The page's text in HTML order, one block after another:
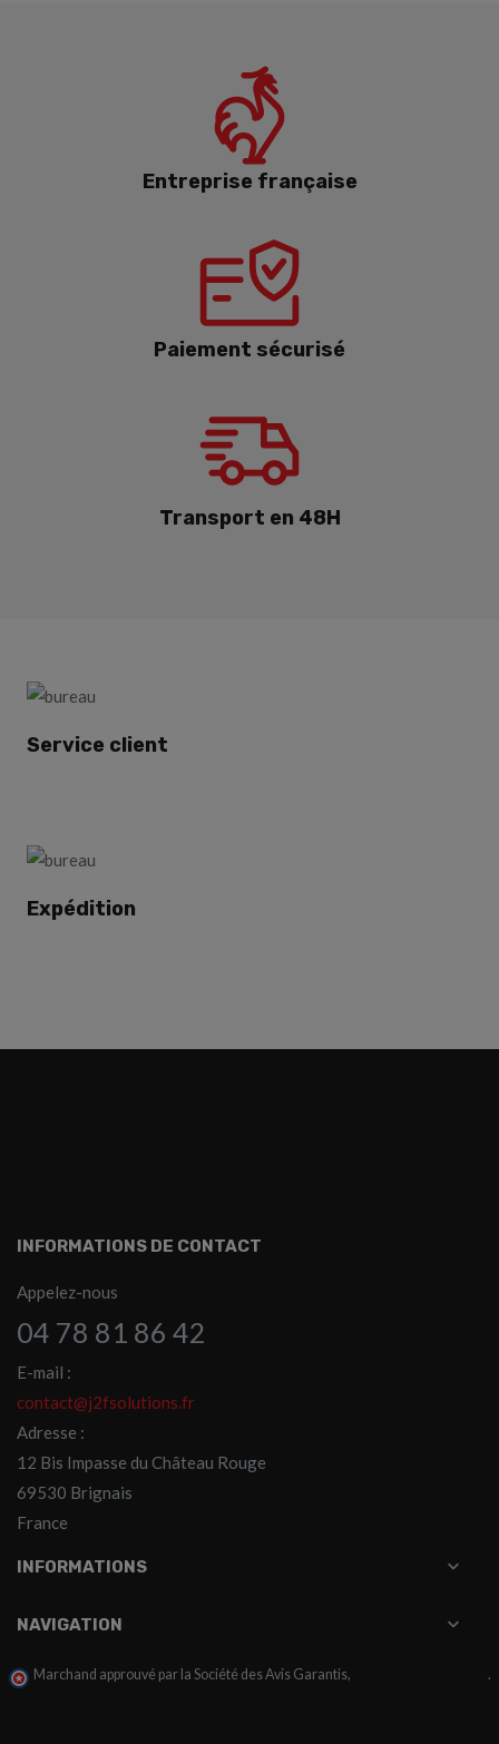
Entreprise française
Paiement sécurisé
Transport en 48H
Service client
Expédition
INFORMATIONS DE CONTACT
Appelez-nous
04 78 81 86 42
E-mail :
contact@j2fsolutions.fr
Adresse :
12 Bis Impasse du Château Rouge
69530 Brignais
France
INFORMATIONS 
NAVIGATION 
Marchand approuvé par la Société des Avis Garantis, .